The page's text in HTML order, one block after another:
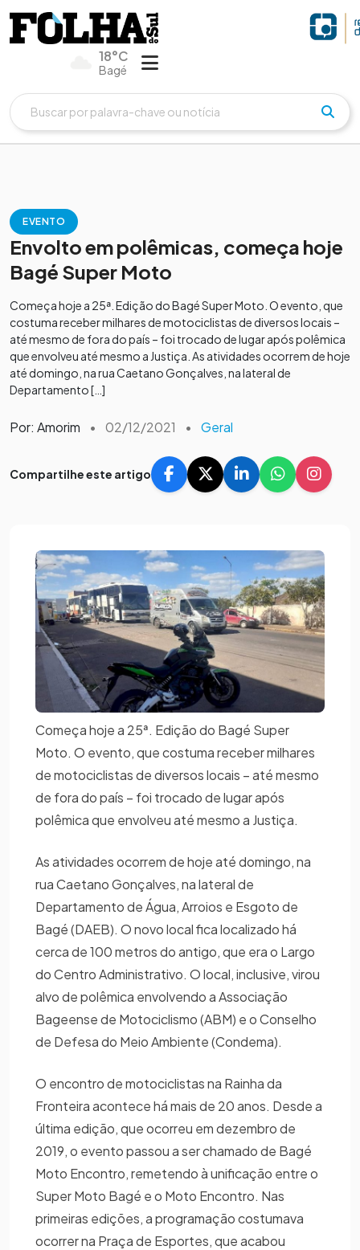
18°C
Bagé
EVENTO
Envolto em polêmicas, começa hoje
Bagé Super Moto
Começa hoje a 25ª. Edição do Bagé Super Moto. O evento, que
costuma receber milhares de motociclistas de diversos locais –
até mesmo de fora do país – foi trocado de lugar após polêmica
que envolveu até mesmo a Justiça. As atividades ocorrem de hoje
até domingo, na rua Caetano Gonçalves, na lateral de
Departamento […]
Por: Amorim • 02/12/2021 • Geral
Compartilhe este artigo
Começa hoje a 25ª. Edição do Bagé Super
Moto. O evento, que costuma receber milhares
de motociclistas de diversos locais – até mesmo
de fora do país – foi trocado de lugar após
polêmica que envolveu até mesmo a Justiça.
As atividades ocorrem de hoje até domingo, na
rua Caetano Gonçalves, na lateral de
Departamento de Água, Arroios e Esgoto de
Bagé (DAEB). O novo local fica localizado há
cerca de 100 metros do antigo, que era o Largo
do Centro Administrativo. O local, inclusive, virou
alvo de polêmica envolvendo a Associação
Bageense de Motociclismo (ABM) e o Conselho
de Defesa do Meio Ambiente (Condema).
O encontro de motociclistas na Rainha da
Fronteira acontece há mais de 20 anos. Desde a
última edição, que ocorreu em dezembro de
2019, o evento passou a ser chamado de Bagé
Moto Encontro, remetendo à unificação entre o
Super Moto Bagé e o Moto Encontro. Nas
primeiras edições, a programação costumava
ocorrer na Praça de Esportes, que acabou